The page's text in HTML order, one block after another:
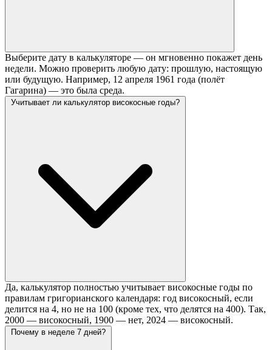
Выберите дату в калькуляторе — он мгновенно покажет день
недели. Можно проверить любую дату: прошлую, настоящую
или будущую. Например, 12 апреля 1961 года (полёт
Гагарина) — это была среда.
Учитывает ли калькулятор високосные годы?
Да, калькулятор полностью учитывает високосные годы по
правилам григорианского календаря: год високосный, если
делится на 4, но не на 100 (кроме тех, что делятся на 400). Так,
2000 — високосный, 1900 — нет, 2024 — високосный.
Почему в неделе 7 дней?